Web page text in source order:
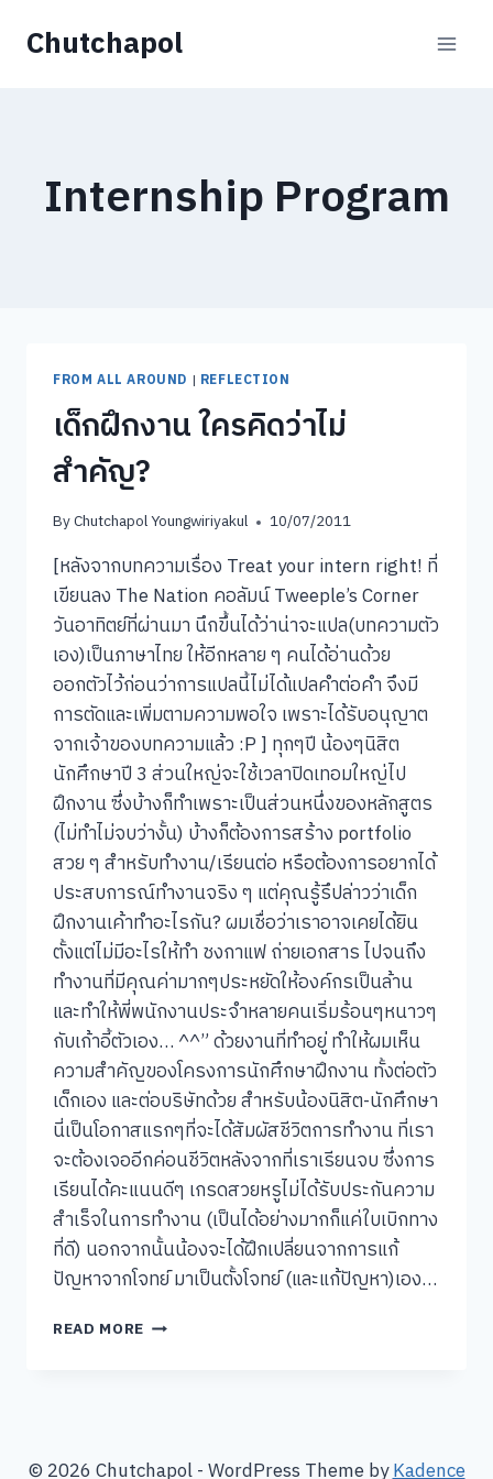
Chutchapol
Internship Program
FROM ALL AROUND | REFLECTION
เด็กฝึกงาน ใครคิดว่าไม่
สำคัญ?
ByChutchapol Youngwiriyakul 10/07/2011
[หลังจากบทความเรื่อง Treat your intern right! ที่
เขียนลง The Nation คอลัมน์ Tweeple’s Corner
วันอาทิตย์ที่ผ่านมา นึกขึ้นได้ว่าน่าจะแปล(บทความตัว
เอง)เป็นภาษาไทย ให้อีกหลาย ๆ คนได้อ่านด้วย
ออกตัวไว้ก่อนว่าการแปลนี้ไม่ได้แปลคำต่อคำ จึงมี
การตัดและเพิ่มตามความพอใจ เพราะได้รับอนุญาต
จากเจ้าของบทความแล้ว :P ] ทุกๆปี น้องๆนิสิต
นักศึกษาปี 3 ส่วนใหญ่จะใช้เวลาปิดเทอมใหญ่ไป
ฝึกงาน ซึ่งบ้างก็ทำเพราะเป็นส่วนหนึ่งของหลักสูตร
(ไม่ทำไม่จบว่างั้น) บ้างก็ต้องการสร้าง portfolio
สวย ๆ สำหรับทำงาน/เรียนต่อ หรือต้องการอยากได้
ประสบการณ์ทำงานจริง ๆ แต่คุณรู้รึปล่าวว่าเด็ก
ฝึกงานเค้าทำอะไรกัน? ผมเชื่อว่าเราอาจเคยได้ยิน
ตั้งแต่ไม่มีอะไรให้ทำ ชงกาแฟ ถ่ายเอกสาร ไปจนถึง
ทำงานที่มีคุณค่ามากๆประหยัดให้องค์กรเป็นล้าน
และทำให้พี่พนักงานประจำหลายคนเริ่มร้อนๆหนาวๆ
กับเก้าอี้ตัวเอง… ^^” ด้วยงานที่ทำอยู่ ทำให้ผมเห็น
ความสำคัญของโครงการนักศึกษาฝึกงาน ทั้งต่อตัว
เด็กเอง และต่อบริษัทด้วย สำหรับน้องนิสิต-นักศึกษา
นี่เป็นโอกาสแรกๆที่จะได้สัมผัสชีวิตการทำงาน ที่เรา
จะต้องเจออีกค่อนชีวิตหลังจากที่เราเรียนจบ ซึ่งการ
เรียนได้คะแนนดีๆ เกรดสวยหรูไม่ได้รับประกันความ
สำเร็จในการทำงาน (เป็นได้อย่างมากก็แค่ใบเบิกทาง
ที่ดี) นอกจากนั้นน้องจะได้ฝึกเปลี่ยนจากการแก้
ปัญหาจากโจทย์ มาเป็นตั้งโจทย์ (และแก้ปัญหา)เอง…
READ MORE เด็ก
สำคัญ?
© 2026 Chutchapol - WordPress Theme byKadence